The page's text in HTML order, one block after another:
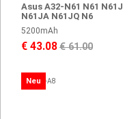
Asus A32-N61 N61 N61J
N61JA N61JQ N6
5200mAh
€ 43.08€ 61.00
Neu